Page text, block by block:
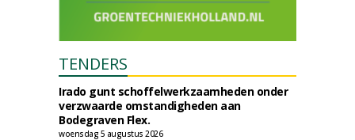
TENDERS
Irado gunt schoffelwerkzaamheden onder
verzwaarde omstandigheden aan
Bodegraven Flex.
woensdag 5 augustus 2026